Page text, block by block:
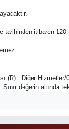
tarihinden itibaren 120
(R) : Diğer Hizmetler/
değerin altında